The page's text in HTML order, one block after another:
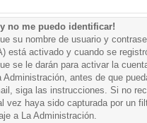
no me puedo identificar!
su nombre de usuario y
está activado y cuando se
se le darán para activar la
Administración, antes de que
siga las instrucciones. Si no
vez haya sido capturada por un
a La Administración.